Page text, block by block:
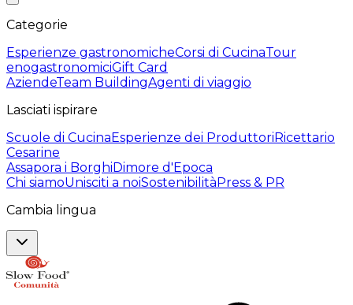
Categorie
Esperienze gastronomicheCorsi di CucinaTour
enogastronomiciGift Card
AziendeTeam BuildingAgenti di viaggio
Lasciati ispirare
Scuole di CucinaEsperienze dei ProduttoriRicettario
Cesarine
Assapora i BorghiDimore d'Epoca
Chi siamoUnisciti a noiSostenibilitàPress & PR
Cambia lingua